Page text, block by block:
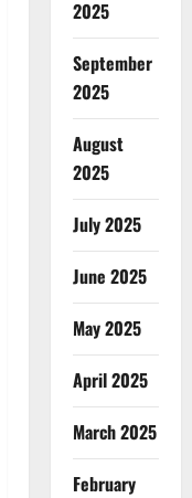
2025
September
2025
August
2025
July 2025
June 2025
May 2025
April 2025
March 2025
February